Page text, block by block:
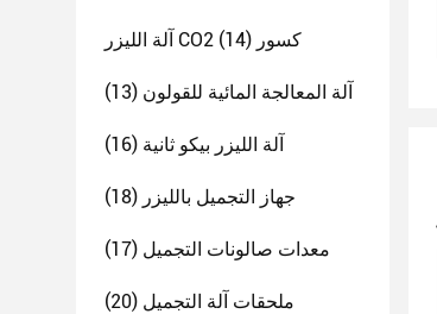
آلة الليزر CO2 كسور (14)
آلة المعالجة المائية للقولون (13)
آلة الليزر بيكو ثانية (16)
جهاز التجميل بالليزر (18)
معدات صالونات التجميل (17)
ملحقات آلة التجميل (20)